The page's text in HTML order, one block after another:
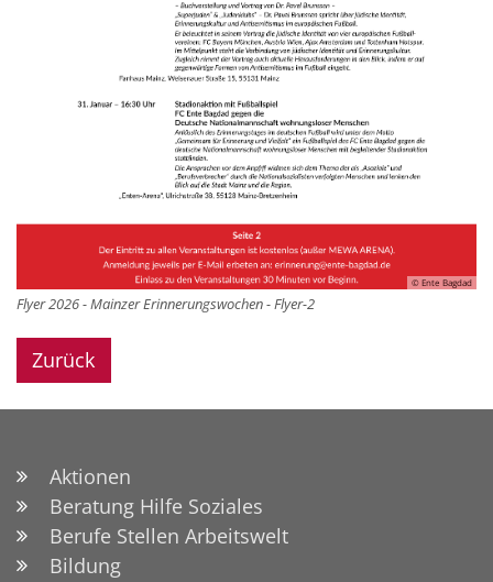
© Ente Bagdad
Flyer 2026 - Mainzer Erinnerungswochen - Flyer-2
Zurück
Aktionen
Beratung Hilfe Soziales
Berufe Stellen Arbeitswelt
Bildung